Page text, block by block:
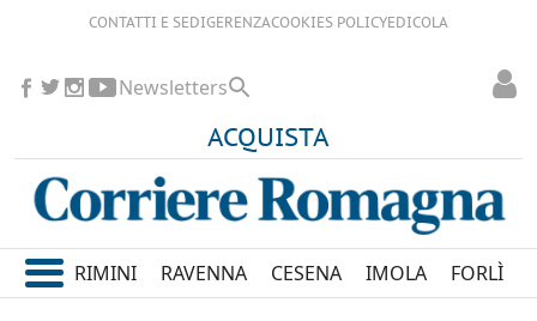
CONTATTI E SEDIGERENZACOOKIES POLICYEDICOLA
ACQUISTA
Newsletters
RIMINI RAVENNA CESENA IMOLA FORLÌ